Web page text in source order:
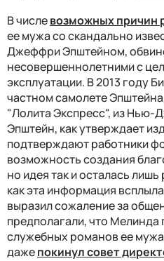
В числевозможных причин
ее мужа со скандально
Джеффри Эпштейном,
несовершеннолетними с
эксплуатации. В 2013 году
частном самолете
"Лолита Экспресс", из Нью-
Эпштейн, как утверждает
подтверждают работники
возможность создания
но идея так и осталась
как эта информация
выразил сожаление за
предполагали, что Мелинда
служебных романов ее
дажепокинул совет